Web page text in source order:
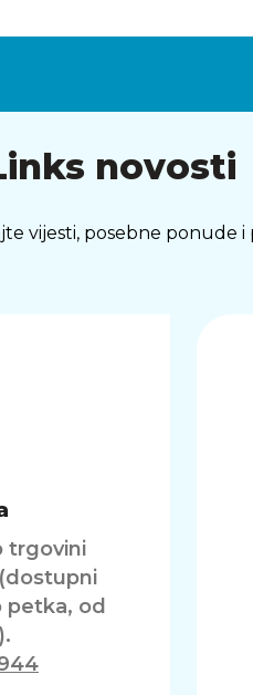
novosti
vijesti, posebne ponude
trgovini
od